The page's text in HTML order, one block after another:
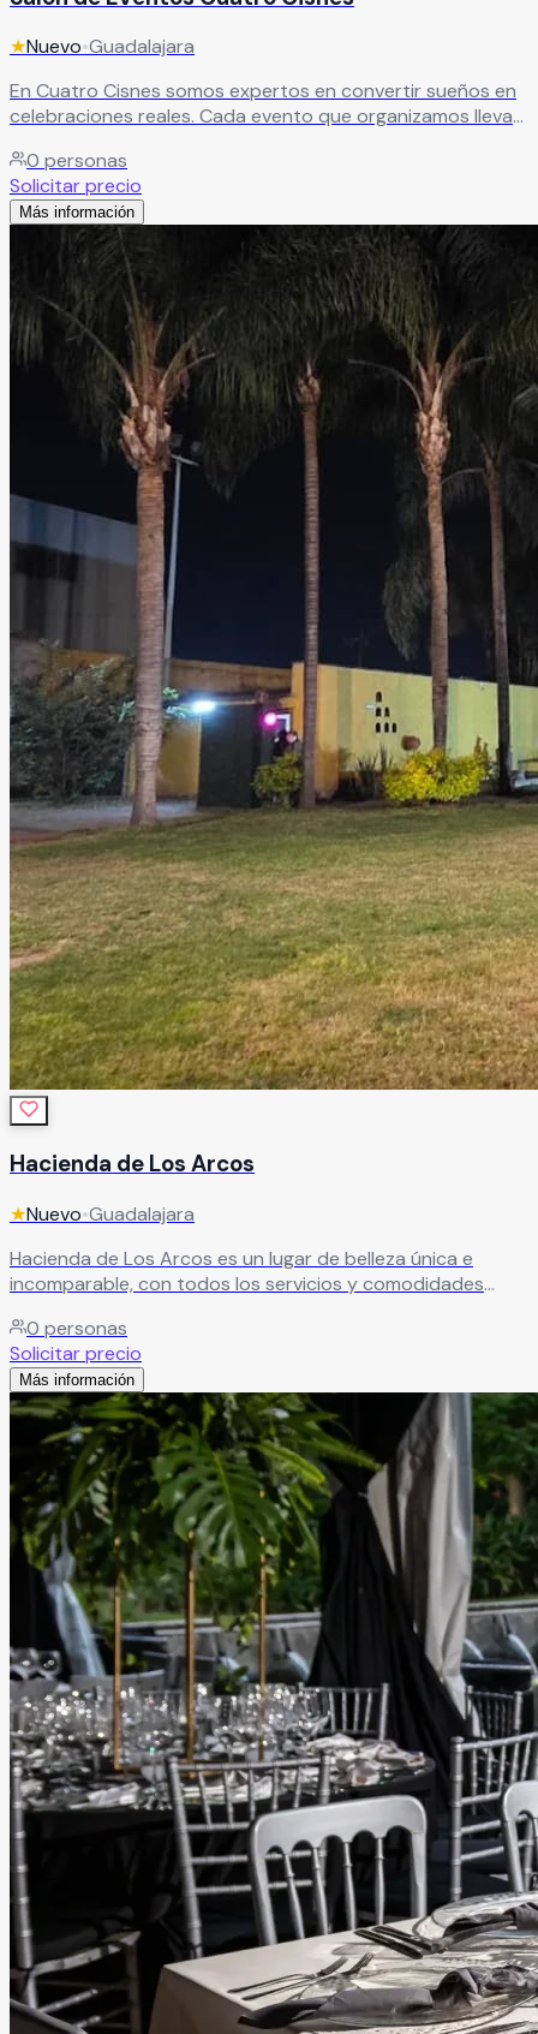
★Nuevo•Guadalajara
En Cuatro Cisnes somos expertos en convertir sueños en
celebraciones reales. Cada evento que organizamos lleva
detalle sea exactamente como lo imaginaste.
0 personas
Solicitar precio
Más información
Hacienda de Los Arcos
★Nuevo•Guadalajara
Hacienda de Los Arcos es un lugar de belleza única e
incomparable, con todos los servicios y comodidades
como siempre lo imaginaron. Un espacio que no solo
complementa su celebración — la eleva.
0 personas
Solicitar precio
Más información